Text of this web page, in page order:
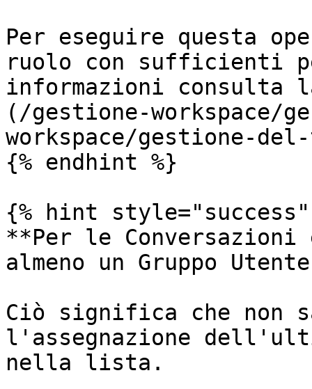
Per eseguire questa
ruolo con sufficienti
informazioni consulta
(/gestione-workspace/
workspace/gestione-
{% endhint %}
{% hint style="success"
**Per le Conversazioni
almeno un Gruppo
Ciò significa che non
l'assegnazione
nella lista.